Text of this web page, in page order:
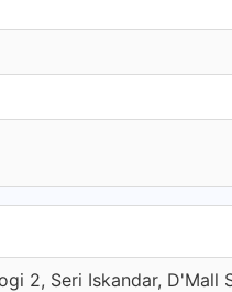
2, Seri Iskandar, D'Mall